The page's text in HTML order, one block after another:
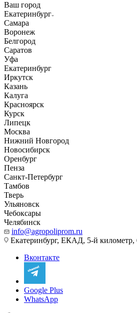
Ваш город
Екатеринбург
Самара
Воронеж
Белгород
Саратов
Уфа
Екатеринбург
Иркутск
Казань
Калуга
Красноярск
Курск
Липецк
Москва
Нижний Новгород
Новосибирск
Оренбург
Пенза
Санкт-Петербург
Тамбов
Тверь
Ульяновск
Чебоксары
Челябинск
info@agropoliprom.ru
Екатеринбург, ЕКАД, 5-й километр,
Вконтакте
Google Plus
WhatsApp